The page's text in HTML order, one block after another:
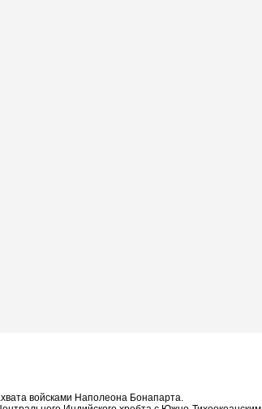
войсками Наполеона Бонапарта.